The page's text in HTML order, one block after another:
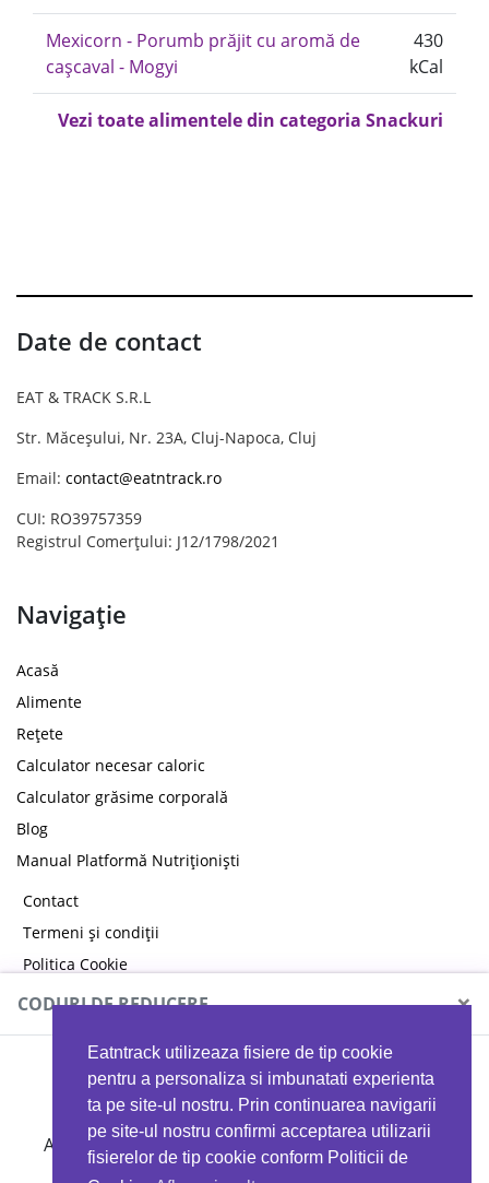
Eatntrack utilizeaza fisiere de tip cookie
pentru a personaliza si imbunatati experienta
ta pe site-ul nostru. Prin continuarea navigarii
pe site-ul nostru confirmi acceptarea utilizarii
fisierelor de tip cookie conform Politicii de
Mexicorn - Porumb prăjit cu aromă de
cașcaval - Mogyi
430
kCal
Vezi toate alimentele din categoria Snackuri
Date de contact
EAT & TRACK S.R.L
Str. Măceșului, Nr. 23A, Cluj-Napoca, Cluj
Email: contact@eatntrack.ro
CUI: RO39757359
Registrul Comerțului: J12/1798/2021
Navigație
Acasă
Alimente
Rețete
Calculator necesar caloric
Calculator grăsime corporală
Blog
Manual Platformă Nutriționiști
Contact
Termeni și condiții
Politica Cookie
Politica de confidențialitate
CODURI DE REDUCERE ×
MYPROTEIN
Ai 40%reducere la orice comandă folosind codul
EATTRACK